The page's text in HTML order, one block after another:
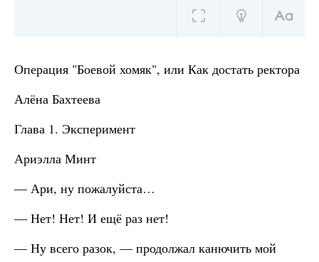
Операция "Боевой хомяк", или Как достать ректора
Алёна Бахтеева
Глава 1. Эксперимент
Ариэлла Минт
— Ари, ну пожалуйста…
— Нет! Нет! И ещё раз нет!
— Ну всего разок, — продолжал канючить мой